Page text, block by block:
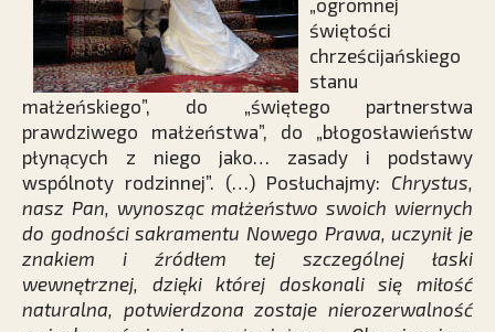
„ogromnej
świętości
chrześcijańskiego
stanu
małżeńskiego”, do „świętego partnerstwa
prawdziwego małżeństwa”, do „błogosławieństw
płynących z niego jako… zasady i podstawy
wspólnoty rodzinnej”. (…) Posłuchajmy: Chrystus,
nasz Pan, wynosząc małżeństwo swoich wiernych
do godności sakramentu Nowego Prawa, uczynił je
znakiem i źródłem tej szczególnej łaski
wewnętrznej, dzięki której doskonali się miłość
naturalna, potwierdzona zostaje nierozerwalność